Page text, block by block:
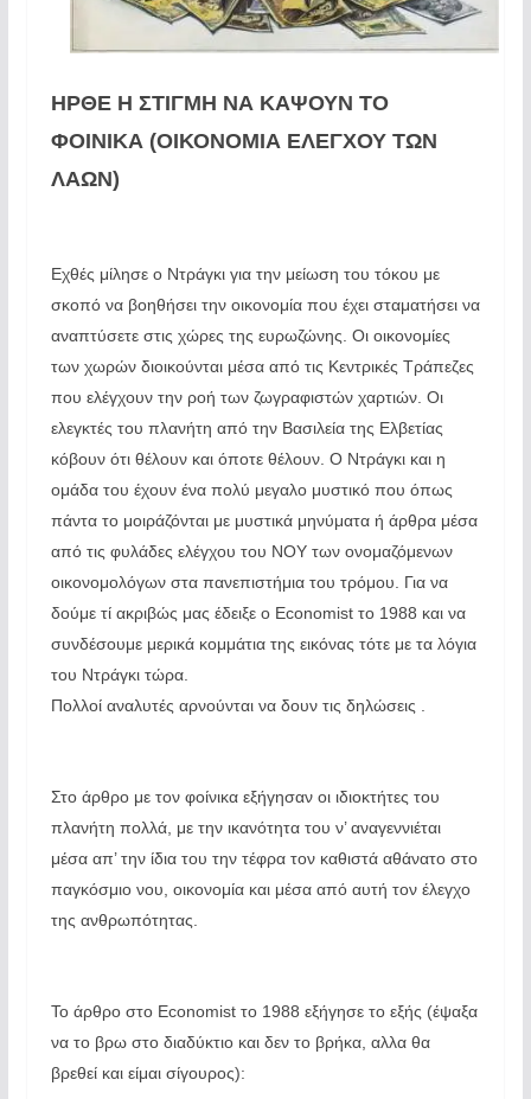
ΗΡΘΕ Η ΣΤΙΓΜΗ ΝΑ ΚΑΨΟΥΝ ΤΟ
ΦΟΙΝΙΚΑ (ΟΙΚΟΝΟΜΙΑ ΕΛΕΓΧΟΥ ΤΩΝ
ΛΑΩΝ)
Εχθές μίλησε ο Ντράγκι για την μείωση του τόκου με
σκοπό να βοηθήσει την οικονομία που έχει σταματήσει να
αναπτύσετε στις χώρες της ευρωζώνης. Οι οικονομίες
των χωρών διοικούνται μέσα από τις Κεντρικές Τράπεζες
που ελέγχουν την ροή των ζωγραφιστών χαρτιών. Οι
ελεγκτές του πλανήτη από την Βασιλεία της Ελβετίας
κόβουν ότι θέλουν και όποτε θέλουν. Ο Ντράγκι και η
ομάδα του έχουν ένα πολύ μεγαλο μυστικό που όπως
πάντα το μοιράζόνται με μυστικά μηνύματα ή άρθρα μέσα
από τις φυλάδες ελέγχου του ΝΟΥ των ονομαζόμενων
οικονομολόγων στα πανεπιστήμια του τρόμου. Για να
δούμε τί ακριβώς μας έδειξε ο Economist το 1988 και να
συνδέσουμε μερικά κομμάτια της εικόνας τότε με τα λόγια
του Ντράγκι τώρα.
Πολλοί αναλυτές αρνούνται να δουν τις δηλώσεις .
Στο άρθρο με τον φοίνικα εξήγησαν οι ιδιοκτήτες του
πλανήτη πολλά, με την ικανότητα του ν’ αναγεννιέται
μέσα απ’ την ίδια του την τέφρα τον καθιστά αθάνατο στο
παγκόσμιο νου, οικονομία και μέσα από αυτή τον έλεγχο
της ανθρωπότητας.
Το άρθρο στο Economist το 1988 εξήγησε το εξής (έψαξα
να το βρω στο διαδύκτιο και δεν το βρήκα, αλλα θα
βρεθεί και είμαι σίγουρος):